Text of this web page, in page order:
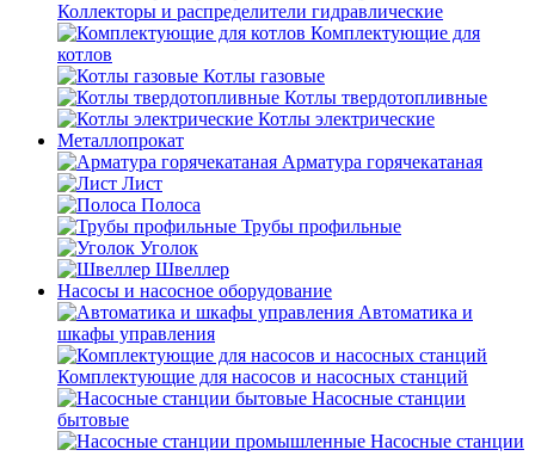
Коллекторы и распределители гидравлические
Комплектующие для
котлов
Котлы газовые
Котлы твердотопливные
Котлы электрические
Металлопрокат
Арматура горячекатаная
Лист
Полоса
Трубы профильные
Уголок
Швеллер
Насосы и насосное оборудование
Автоматика и
шкафы управления
Комплектующие для насосов и насосных станций
Насосные станции
бытовые
Насосные станции